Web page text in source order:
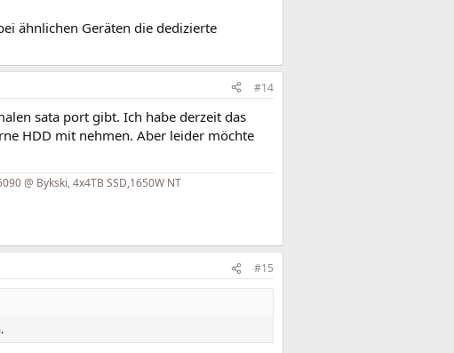
ähnlichen Geräten die dedizierte
#14
sata port gibt. Ich habe derzeit das
HDD mit nehmen. Aber leider möchte
@ Bykski, 4x4TB SSD,1650W NT
#15